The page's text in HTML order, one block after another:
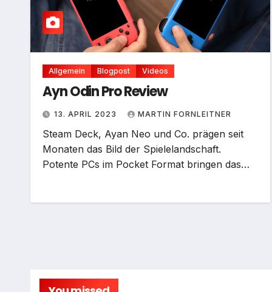
Allgemein Blogpost Videos
Ayn Odin Pro Review
13. APRIL 2023 MARTIN FORNLEITNER
Steam Deck, Ayan Neo und Co. prägen seit
Monaten das Bild der Spielelandschaft.
Potente PCs im Pocket Format bringen das…